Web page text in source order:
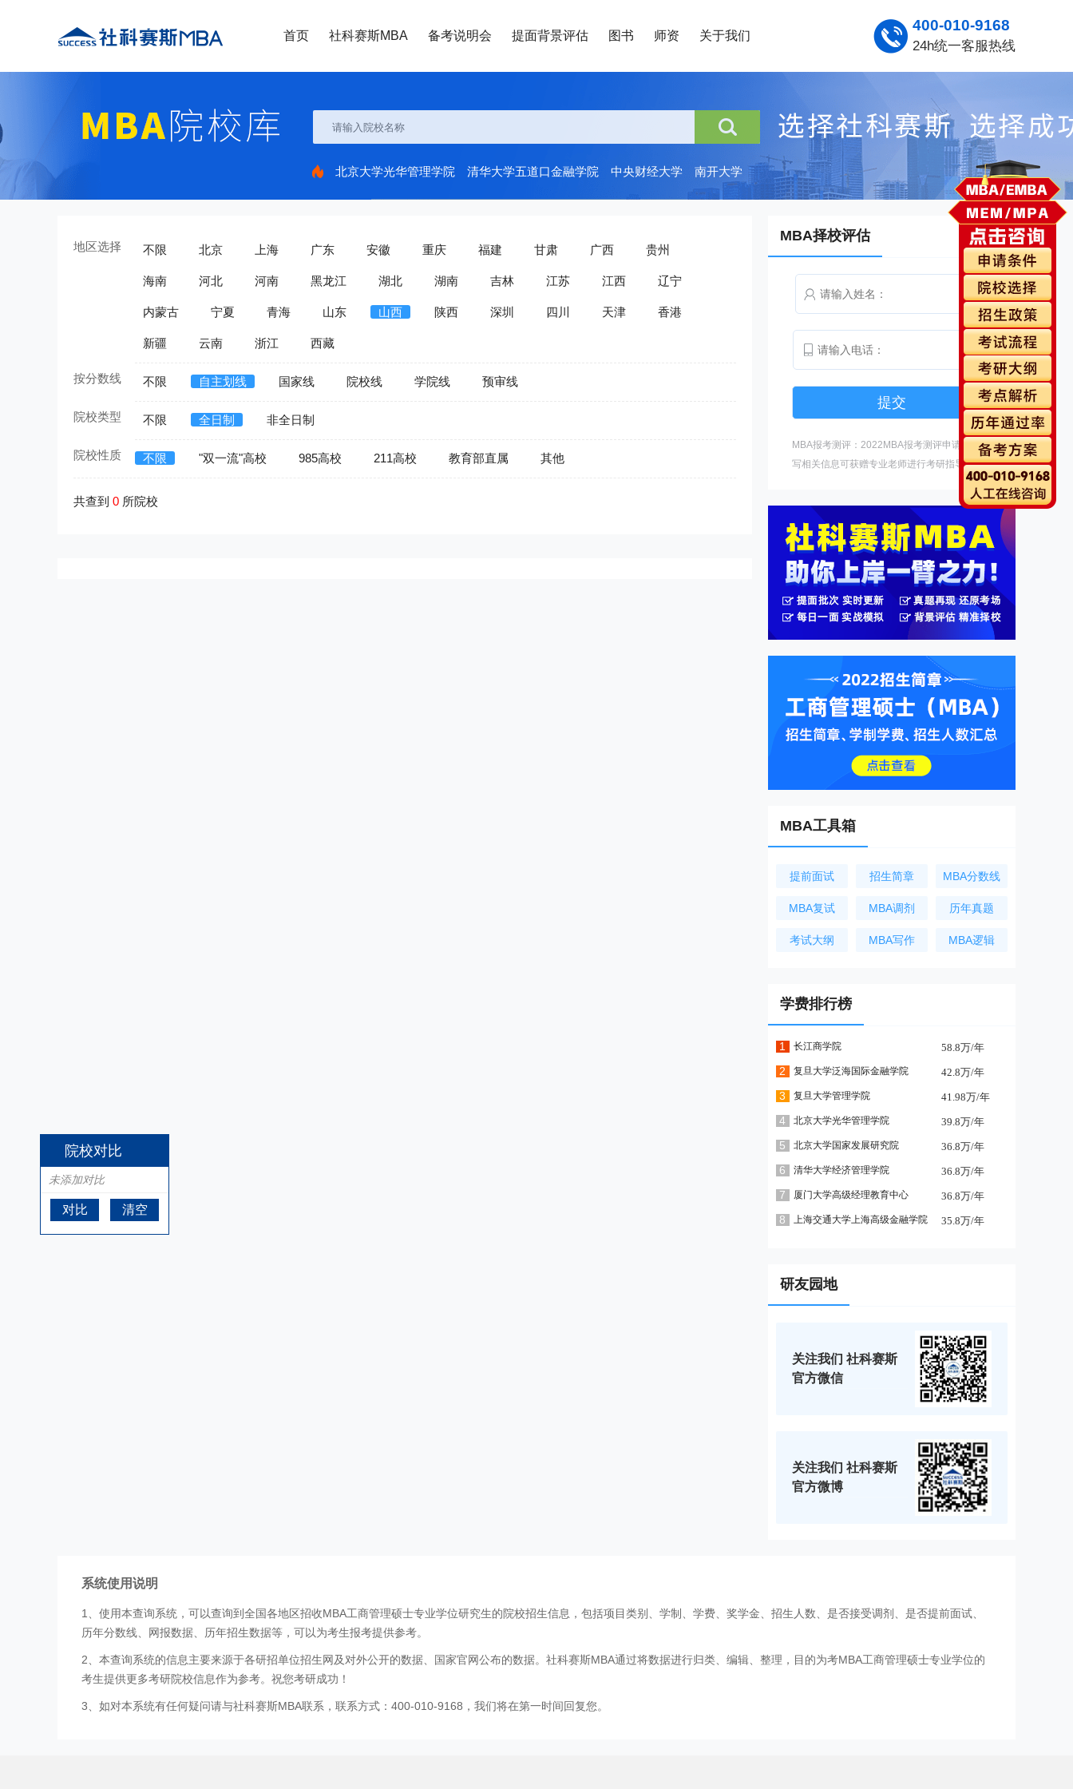
首页 社科赛斯MBA 备考说明会 提面背景评估 图书 师资 关于我们
400-010-9168
24h统一客服热线
北京大学光华管理学院 清华大学五道口金融学院 中央财经大学 南开大学
地区选择 不限 北京 上海 广东 安徽 重庆 福建 甘肃 广西 贵州
海南 河北 河南 黑龙江 湖北 湖南 吉林 江苏 江西 辽宁
内蒙古 宁夏 青海 山东 山西 陕西 深圳 四川 天津 香港
新疆 云南 浙江 西藏
按分数线 不限 自主划线 国家线 院校线 学院线 预审线
院校类型 不限 全日制 非全日制
院校性质 不限 "双一流"高校 985高校 211高校 教育部直属 其他
共查到 0 所院校
MBA择校评估
MBA报考测评：2022MBA报考测评申请中，填
写相关信息可获赠专业老师进行考研指导。
MBA工具箱
提前面试 招生简章 MBA分数线
MBA复试 MBA调剂 历年真题
考试大纲 MBA写作 MBA逻辑
学费排行榜
1 长江商学院 58.8万/年
2 复旦大学泛海国际金融学院 42.8万/年
3 复旦大学管理学院 41.98万/年
4 北京大学光华管理学院 39.8万/年
5 北京大学国家发展研究院 36.8万/年
6 清华大学经济管理学院 36.8万/年
7 厦门大学高级经理教育中心 36.8万/年
8 上海交通大学上海高级金融学院 35.8万/年
研友园地
关注我们 社科赛斯
官方微信
关注我们 社科赛斯
官方微博
系统使用说明
1、使用本查询系统，可以查询到全国各地区招收MBA工商管理硕士专业学位研究生的院校招生信息，包括项目类别、学制、学费、奖学金、招生人数、是否接受调剂、是否提前面试、
历年分数线、网报数据、历年招生数据等，可以为考生报考提供参考。
2、本查询系统的信息主要来源于各研招单位招生网及对外公开的数据、国家官网公布的数据。社科赛斯MBA通过将数据进行归类、编辑、整理，目的为考MBA工商管理硕士专业学位的
考生提供更多考研院校信息作为参考。祝您考研成功！
3、如对本系统有任何疑问请与社科赛斯MBA联系，联系方式：400-010-9168，我们将在第一时间回复您。
院校对比
未添加对比
对比 清空